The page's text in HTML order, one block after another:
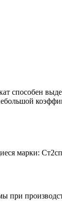
способен
марки:
при